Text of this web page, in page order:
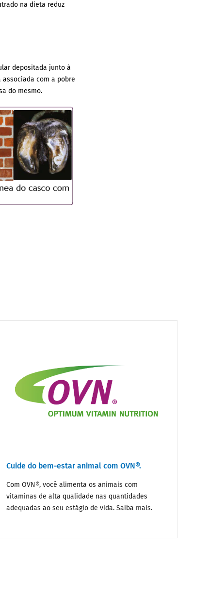
na dieta reduz
depositada junto à
com a pobre
do mesmo.
Cuide do bem-estar animal com OVN®.
Com OVN®, você alimenta os animais com
vitaminas de alta qualidade nas quantidades
adequadas ao seu estágio de vida. Saiba mais.